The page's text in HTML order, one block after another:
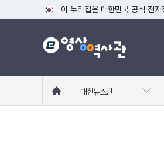
이 누리집은 대한민국 공식 전
공식 누리집 주소 확인하기
go.kr 주소를 사용하는 누리집
로
대한뉴스관